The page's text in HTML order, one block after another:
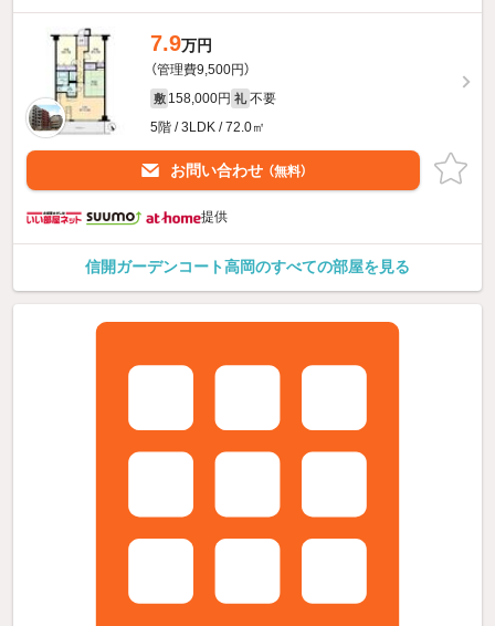
7.9万円
（管理費9,500円）
敷 158,000円 礼 不要
5階 / 3LDK / 72.0㎡
お問い合わせ （無料）
提供
信開ガーデンコート高岡のすべての部屋を見る